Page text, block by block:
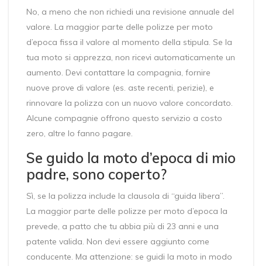
No, a meno che non richiedi una revisione annuale del
valore. La maggior parte delle polizze per moto
d’epoca fissa il valore al momento della stipula. Se la
tua moto si apprezza, non ricevi automaticamente un
aumento. Devi contattare la compagnia, fornire
nuove prove di valore (es. aste recenti, perizie), e
rinnovare la polizza con un nuovo valore concordato.
Alcune compagnie offrono questo servizio a costo
zero, altre lo fanno pagare.
Se guido la moto d’epoca di mio
padre, sono coperto?
Sì, se la polizza include la clausola di “guida libera”.
La maggior parte delle polizze per moto d’epoca la
prevede, a patto che tu abbia più di 23 anni e una
patente valida. Non devi essere aggiunto come
conducente. Ma attenzione: se guidi la moto in modo